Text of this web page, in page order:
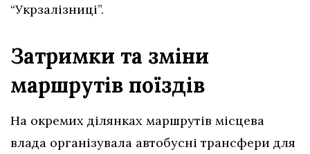
“Укрзалізниці”.
Затримки та зміни
маршрутів поїздів
На окремих ділянках маршрутів місцева
влада організувала автобусні трансфери для